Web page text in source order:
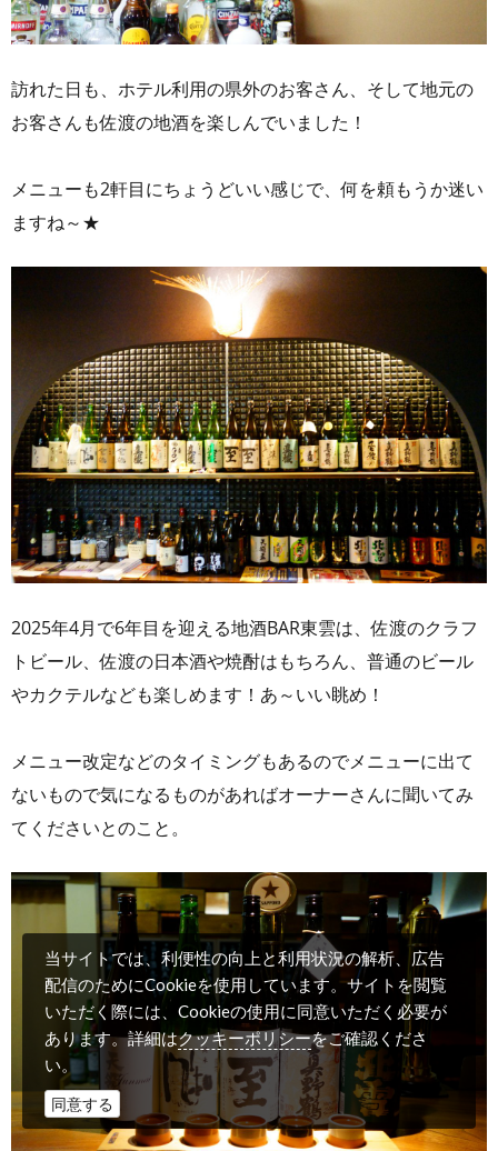
訪れた日も、ホテル利用の県外のお客さん、そして地元の
お客さんも佐渡の地酒を楽しんでいました！
メニューも2軒目にちょうどいい感じで、何を頼もうか迷い
ますね～★
2025年4月で6年目を迎える地酒BAR東雲は、佐渡のクラフ
トビール、佐渡の日本酒や焼酎はもちろん、普通のビール
やカクテルなども楽しめます！あ～いい眺め！
メニュー改定などのタイミングもあるのでメニューに出て
ないもので気になるものがあればオーナーさんに聞いてみ
てくださいとのこと。
当サイトでは、利便性の向上と利用状況の解析、広告
配信のためにCookieを使用しています。サイトを閲覧
いただく際には、Cookieの使用に同意いただく必要が
あります。詳細はクッキーポリシーをご確認くださ
い。
同意する